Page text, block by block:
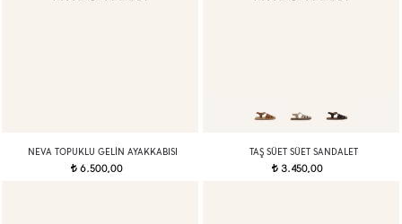
NEVA TOPUKLU GELIN AYAKKABISI
t6.500,00
TAŞ SÜET SÜET SANDALET
t3.450,00